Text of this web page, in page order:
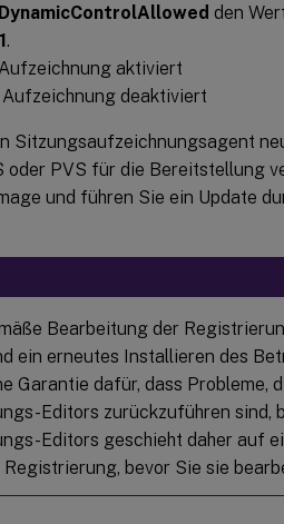
DynamicControlAllowed den
1.
aktiviert
Aufzeichnung deaktiviert
Sitzungsaufzeichnungsagent
oder PVS für die Bereitstellung
und führen Sie ein Update
Bearbeitung der
ein erneutes Installieren des
Garantie dafür, dass Probleme,
Editors zurückzuführen sind,
Editors geschieht daher auf
bevor Sie sie